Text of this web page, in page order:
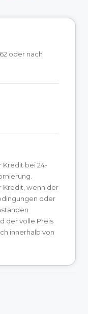
oder nach
Kredit bei 24-
Kredit, wenn der
oder
der volle Preis
innerhalb von